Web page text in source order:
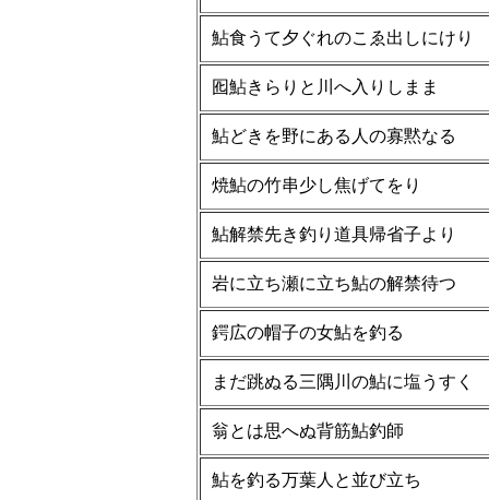
鮎食うて夕ぐれのこゑ出しにけり
囮鮎きらりと川へ入りしまま
鮎どきを野にある人の寡黙なる
焼鮎の竹串少し焦げてをり
鮎解禁先き釣り道具帰省子より
岩に立ち瀬に立ち鮎の解禁待つ
鍔広の帽子の女鮎を釣る
まだ跳ぬる三隅川の鮎に塩うすく
翁とは思へぬ背筋鮎釣師
鮎を釣る万葉人と並び立ち